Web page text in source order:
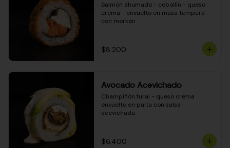
Salmón ahumado - cebollín - queso
crema - envuelto en masa tempura
con merkén
$8.200
Avocado Acevichado
Champiñón furai - queso crema
envuelto en palta con salsa
acevichada
$6.400